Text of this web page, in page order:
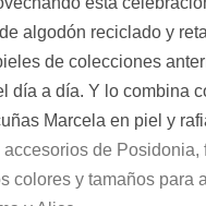
algodón reciclado y
de colecciones
día a día. Y lo combina
Marcela en piel y
accesorios de Posidonia,
colores y tamaños para